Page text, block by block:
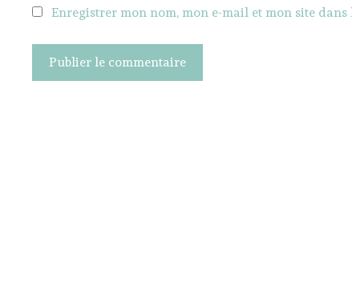
Enregistrer mon nom, mon e-mail et mon site